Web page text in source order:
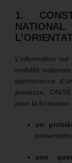
1.
NATIONAL
L’information
mobilité
permanence
jeunesse,
pour la formation
un
une